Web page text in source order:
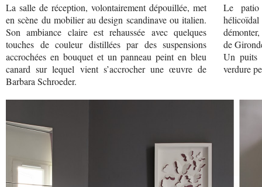
La salle de réception, volontairement dépouillée, met
en scène du mobilier au design scandinave ou italien.
Son ambiance claire est rehaussée avec quelques
touches de couleur distillées par des suspensions
accrochées en bouquet et un panneau peint en bleu
canard sur lequel vient s’accrocher une œuvre de
Barbara Schroeder.
Le patio
de
Un puits
verdure